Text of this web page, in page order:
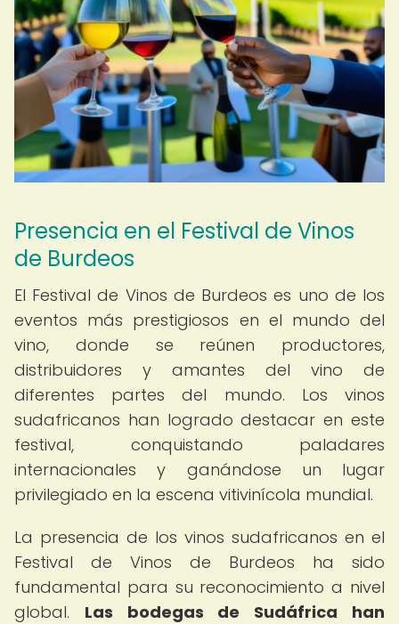
Presencia en el Festival de Vinos
de Burdeos
El Festival de Vinos de Burdeos es uno de los
eventos más prestigiosos en el mundo del
vino, donde se reúnen productores,
distribuidores y amantes del vino de
diferentes partes del mundo. Los vinos
sudafricanos han logrado destacar en este
festival, conquistando paladares
internacionales y ganándose un lugar
privilegiado en la escena vitivinícola mundial.
La presencia de los vinos sudafricanos en el
Festival de Vinos de Burdeos ha sido
fundamental para su reconocimiento a nivel
global. Las bodegas de Sudáfrica han